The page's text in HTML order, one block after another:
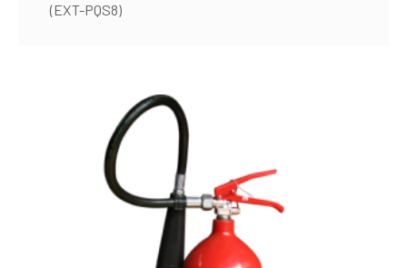
(EXT-PQS8)